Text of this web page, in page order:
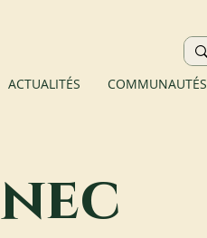
ACTUALITÉS COMMUNAUTÉS